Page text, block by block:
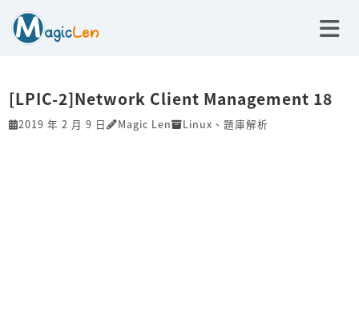
[LPIC-2]Network Client Management 18
2019 年 2 月 9 日 Magic Len Linux 、 題庫解析